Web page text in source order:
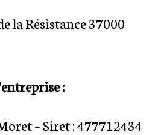
la Résistance 37000
:
– Siret : 477712434